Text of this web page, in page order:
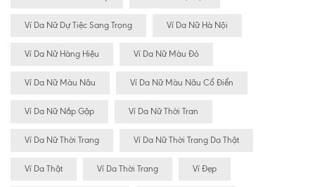
Ví Da Nữ Dự Tiệc Sang Trọng Ví Da Nữ Hà Nội
Ví Da Nữ Hàng Hiệu Ví Da Nữ Màu Đỏ
Ví Da Nữ Màu Nâu Ví Da Nữ Màu Nâu Cổ Điển
Ví Da Nữ Nắp Gập Ví Da Nữ Thời Tran
Ví Da Nữ Thời Trang Ví Da Nữ Thời Trang Da Thật
Ví Da Thật Ví Da Thời Trang Ví Đẹp